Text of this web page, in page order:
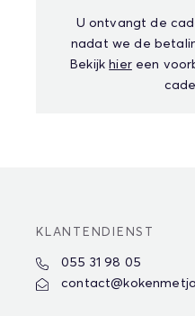
U ontvangt de
nadat we de
Bekijk hiereen
KLANTENDIENST
055 31 98 05